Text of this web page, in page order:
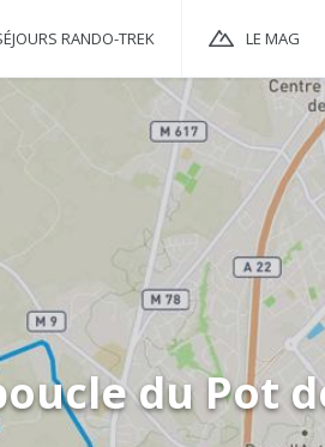
RANDO-TREK LE MAG
du Pot